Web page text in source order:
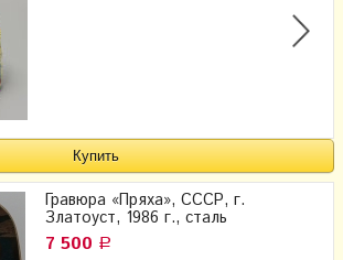
Гравюра «Пряха», СССР, г.
Златоуст, 1986 г., сталь
7 500 Р